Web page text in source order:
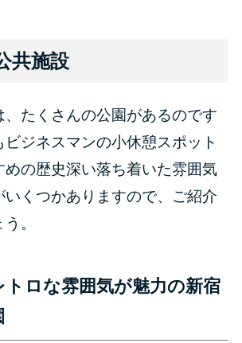
共施設
、たくさんの公園があるのです
ジネスマンの小休憩スポット
めの歴史深い落ち着いた雰囲気
いくつかありますので、ご紹介
。
トロな雰囲気が魅力の新宿